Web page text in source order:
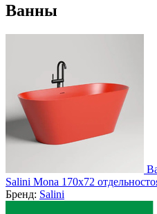
Ванны
Salini Mona 170x72
Бренд: Salini